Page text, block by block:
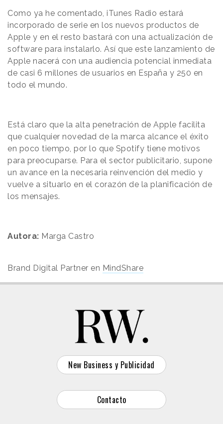
Como ya he comentado, iTunes Radio estará
incorporado de serie en los nuevos productos de
Apple y en el resto bastará con una actualización de
software para instalarlo. Así que este lanzamiento de
Apple nacerá con una audiencia potencial inmediata
de casi 6 millones de usuarios en España y 250 en
todo el mundo.
Está claro que la alta penetración de Apple facilita
que cualquier novedad de la marca alcance el éxito
en poco tiempo, por lo que Spotify tiene motivos
para preocuparse. Para el sector publicitario, supone
un avance en la necesaria reinvención del medio y
vuelve a situarlo en el corazón de la planificación de
los mensajes.
Autora: Marga Castro
Brand Digital Partner en MindShare
New Business y Publicidad
Contacto